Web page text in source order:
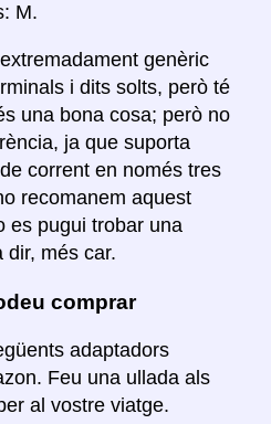
M.
genèric
i dits solts, però té
una bona cosa; però no
ja que suporta
corrent en només tres
recomanem aquest
es pugui trobar una
dir, més car.
comprar
adaptadors
Feu una ullada als
al vostre viatge.